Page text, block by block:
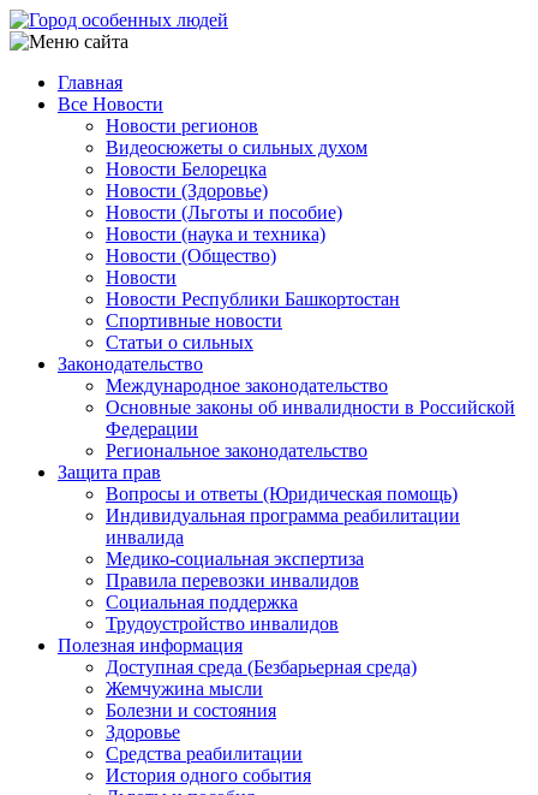
Перейти
к
содержанию
Main
navigation
Главная
Все Новости
Новости регионов
Видеосюжеты о сильных духом
Новости Белорецка
Новости (Здоровье)
Новости (Льготы и пособие)
Новости (наука и техника)
Новости (Общество)
Новости
Новости Республики Башкортостан
Спортивные новости
Статьи о сильных
Законодательство
Международное законодательство
Основные законы об инвалидности в Российской
Федерации
Региональное законодательство
Защита прав
Вопросы и ответы (Юридическая помощь)
Индивидуальная программа реабилитации
инвалида
Медико-социальная экспертиза
Правила перевозки инвалидов
Социальная поддержка
Трудоустройство инвалидов
Полезная информация
Доступная среда (Безбарьерная среда)
Жемчужина мысли
Болезни и состояния
Здоровье
Средства реабилитации
История одного события